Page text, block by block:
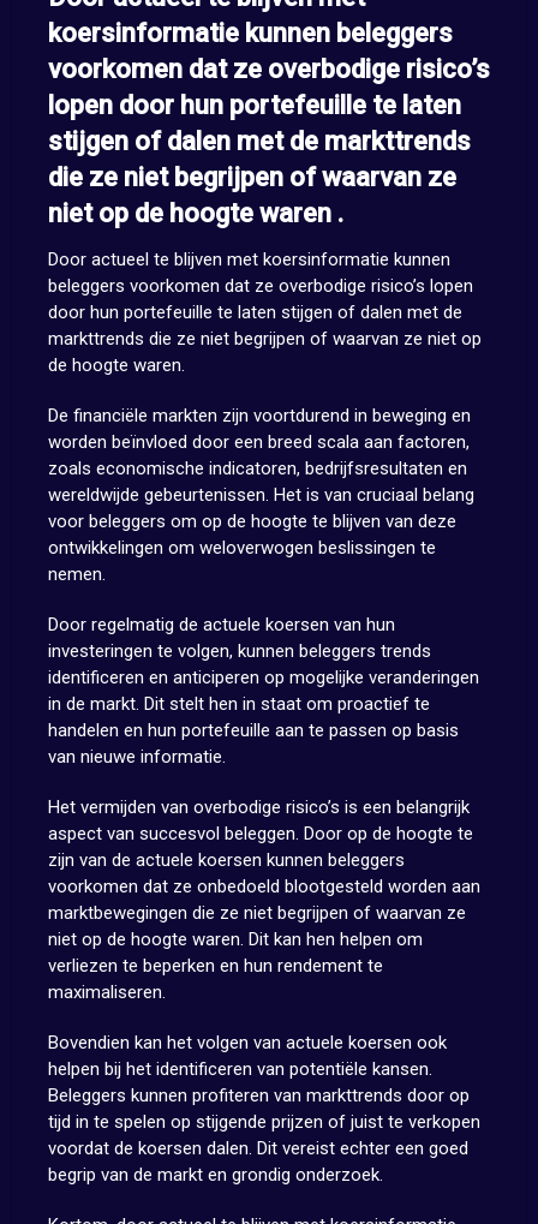
koersinformatie kunnen beleggers
voorkomen dat ze overbodige risico’s
lopen door hun portefeuille te laten
stijgen of dalen met de markttrends
die ze niet begrijpen of waarvan ze
niet op de hoogte waren .
Door actueel te blijven met koersinformatie kunnen
beleggers voorkomen dat ze overbodige risico’s lopen
door hun portefeuille te laten stijgen of dalen met de
markttrends die ze niet begrijpen of waarvan ze niet op
de hoogte waren.
De financiële markten zijn voortdurend in beweging en
worden beïnvloed door een breed scala aan factoren,
zoals economische indicatoren, bedrijfsresultaten en
wereldwijde gebeurtenissen. Het is van cruciaal belang
voor beleggers om op de hoogte te blijven van deze
ontwikkelingen om weloverwogen beslissingen te
nemen.
Door regelmatig de actuele koersen van hun
investeringen te volgen, kunnen beleggers trends
identificeren en anticiperen op mogelijke veranderingen
in de markt. Dit stelt hen in staat om proactief te
handelen en hun portefeuille aan te passen op basis
van nieuwe informatie.
Het vermijden van overbodige risico’s is een belangrijk
aspect van succesvol beleggen. Door op de hoogte te
zijn van de actuele koersen kunnen beleggers
voorkomen dat ze onbedoeld blootgesteld worden aan
marktbewegingen die ze niet begrijpen of waarvan ze
niet op de hoogte waren. Dit kan hen helpen om
verliezen te beperken en hun rendement te
maximaliseren.
Bovendien kan het volgen van actuele koersen ook
helpen bij het identificeren van potentiële kansen.
Beleggers kunnen profiteren van markttrends door op
tijd in te spelen op stijgende prijzen of juist te verkopen
voordat de koersen dalen. Dit vereist echter een goed
begrip van de markt en grondig onderzoek.